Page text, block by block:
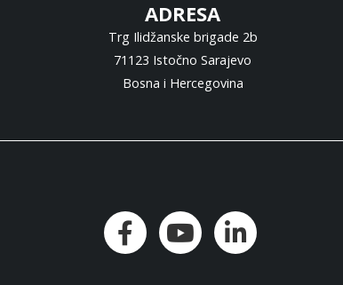
ADRESA
Trg Ilidžanske brigade 2b
71123 Istočno Sarajevo
Bosna i Hercegovina